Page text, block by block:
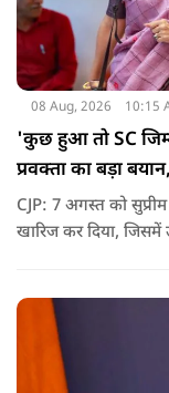
08 Aug, 2026 10:15
'कुछ हुआ तो SC
प्रवक्ता का बड़ा
CJP: 7 अगस्त को सुप्रीम कोर्ट ने महुआ मोइत्रा की उस याचिका को
खारिज कर दिया,
केंद्र बन गई है.